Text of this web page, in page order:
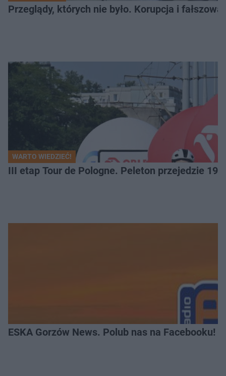
Przeglądy, których nie było. Korupcja i
WARTO WIEDZIEĆ!
III etap Tour de Pologne. Peleton przejedzie
ESKA Gorzów News. Polub nas na Facebooku!